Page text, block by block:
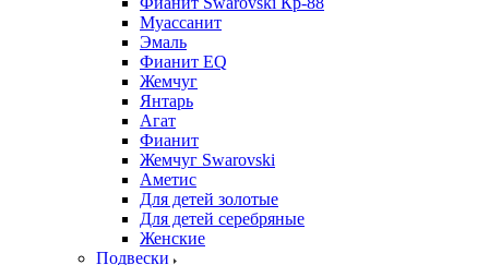
Муассанит
Эмаль
Фианит EQ
Жемчуг
Янтарь
Агат
Фианит
Жемчуг Swarovski
Аметис
Для детей золотые
Для детей серебряные
Женские
Подвески